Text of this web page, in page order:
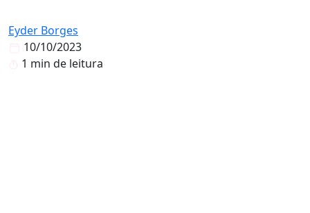
Eyder Borges
10/10/2023
1 min de leitura